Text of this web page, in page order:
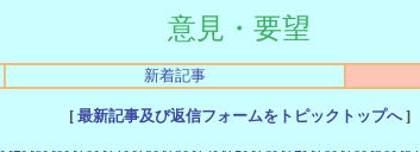
意見・要望
新着記事
[最新記事及び返信フォームをトピックトップへ]